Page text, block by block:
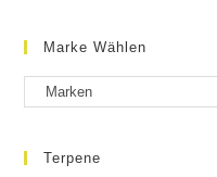
Marke Wählen
Terpene